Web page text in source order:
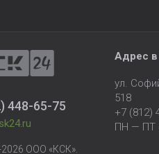
448-65-75
ООО «КСК».
Адрес в
ул.
518
+7 (812)
ПН — ПТ